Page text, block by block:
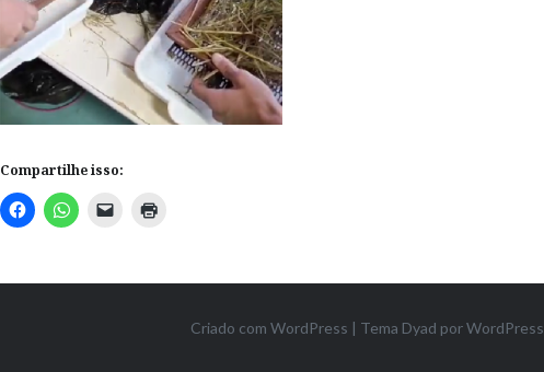
Compartilhe isso:
Criado com WordPress | Tema Dyad por